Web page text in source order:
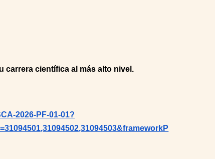
carrera científica al más alto nivel.
2026-PF-01-01?